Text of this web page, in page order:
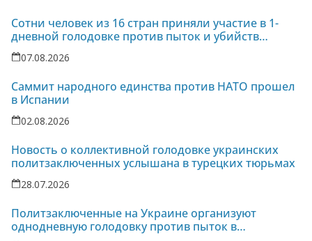
Сотни человек из 16 стран приняли участие в 1-
дневной голодовке против пыток и убийств
политзаключенных на Украине
07.08.2026
Саммит народного единства против НАТО прошел
в Испании
02.08.2026
Новость о коллективной голодовке украинских
политзаключенных услышана в турецких тюрьмах
28.07.2026
Политзаключенные на Украине организуют
однодневную голодовку против пыток в